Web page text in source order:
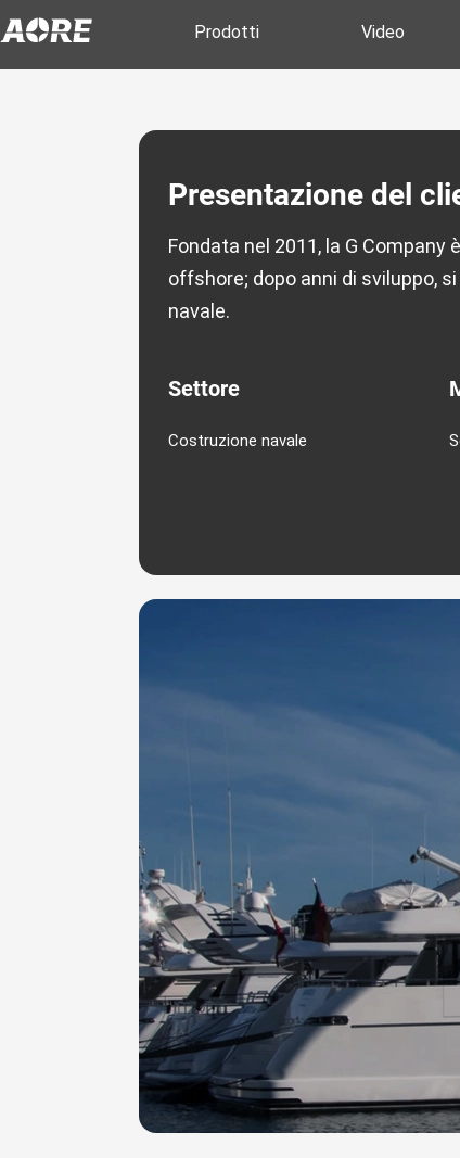
Prodotti Video
Presentazione del
Fondata nel 2011, la G
offshore; dopo anni di sviluppo,
navale.
Settore
Costruzione navale